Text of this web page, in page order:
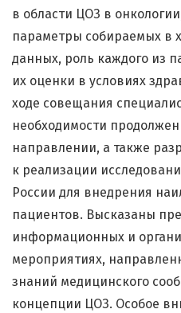
в области ЦОЗ в
параметры собираемых в
данных, роль каждого из
их оценки в условиях
ходе совещания
необходимости
направлении, а также
к реализации
России для внедрения
пациентов. Высказаны
информационных и
мероприятиях,
знаний медицинского
концепции ЦОЗ. Особое